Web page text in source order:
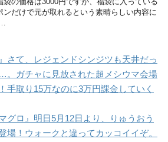
ンだけで元が取れるという素晴らしい内容に
さて、レジェンドシンジツも天井だっ
ガチャに見放された超メシウマ会場
手取り15万なのに3万円課金していく
グロ』明日5月12日より、りゅうおう
場！ウォークと違ってカッコイイぞ。